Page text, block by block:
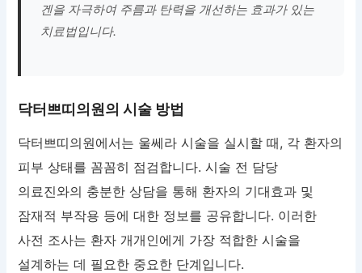
겐을 자극하여 주름과 탄력을 개선하는 효과가 있는
치료법입니다.
닥터쁘띠의원의 시술 방법
닥터쁘띠의원에서는 울쎄라 시술을 실시할 때, 각 환자의
피부 상태를 꼼꼼히 점검합니다. 시술 전 담당
의료진와의 충분한 상담을 통해 환자의 기대효과 및
잠재적 부작용 등에 대한 정보를 공유합니다. 이러한
사전 조사는 환자 개개인에게 가장 적합한 시술을
설계하는 데 필요한 중요한 단계입니다.